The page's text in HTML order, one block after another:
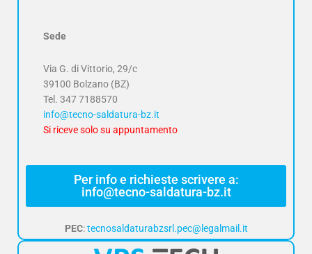
Sede
Via G. di Vittorio, 29/c
39100 Bolzano (BZ)
Tel. 347 7188570
info@tecno-saldatura-bz.it
Si riceve solo su appuntamento
Per info e richieste scrivere a:
info@tecno-saldatura-bz.it
PEC:tecnosaldaturabzsrl.pec@legalmail.it